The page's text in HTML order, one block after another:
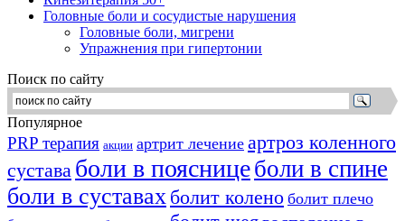
Головные боли и сосудистые нарушения
Головные боли, мигрени
Упражнения при гипертонии
Поиск по сайту
Популярное
PRP терапия акции артрит лечение артроз коленного
сустава боли в поясницеболи в спине
боли в суставах болит колено болит плечо